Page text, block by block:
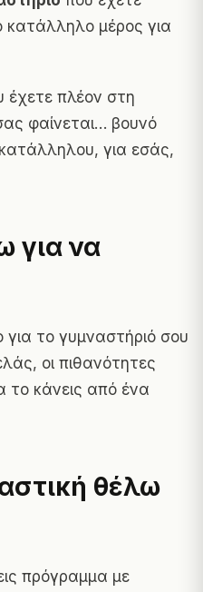
κατάλληλο μέρος για
έχετε πλέον στη
φαίνεται… βουνό
για εσάς,
για να
το γυμναστήριό σου
οι πιθανότητες
το κάνεις από ένα
θέλω
πρόγραμμα με